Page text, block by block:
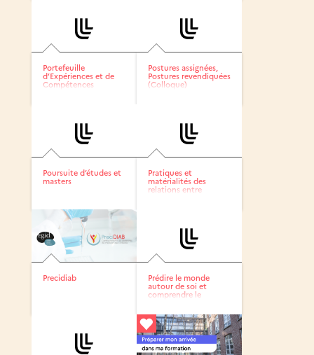
Portefeuille
d’Expériences et de
Compétences
Postures assignées,
Postures revendiquées
(Colloque)
Poursuite d’études et
masters
Pratiques et
matérialités des
relations entre
Precidiab
Prédire le monde
autour de soi et
comprendre le